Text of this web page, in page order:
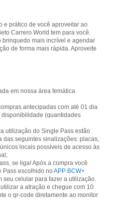
e prático de você aproveitar ao
Carrero World tem para você.
brinquedo mais incrível e agendar
de forma mais rápida. Aproveite
em nossa área temática
antecipadas com até 01 dia
(quantidades
utilização do Single Pass estão
das seguintes sinalizações: placas,
locais possíveis de acesso às
se liga! Após a compra você
Pass escolhido no APP BCW+
seu celular para fazer a utilização.
a atração e chegue com 10
o qr-code diretamente ao monitor